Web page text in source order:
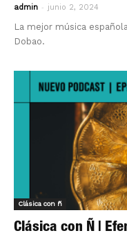
admin - junio 2, 2024
La mejor música
Dobao.
Clásica con ñ
Clásica con Ñ |